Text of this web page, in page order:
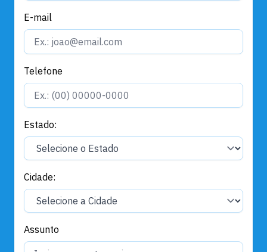
E-mail
Telefone
Estado:
Cidade:
Assunto